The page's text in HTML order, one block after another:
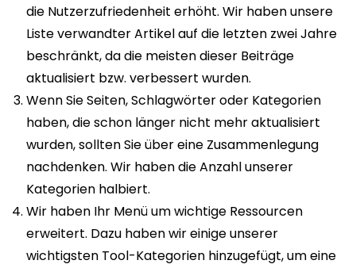
die Nutzerzufriedenheit erhöht. Wir haben unsere
Liste verwandter Artikel auf die letzten zwei Jahre
beschränkt, da die meisten dieser Beiträge
aktualisiert bzw. verbessert wurden.
Wenn Sie Seiten, Schlagwörter oder Kategorien
haben, die schon länger nicht mehr aktualisiert
wurden, sollten Sie über eine Zusammenlegung
nachdenken. Wir haben die Anzahl unserer
Kategorien halbiert.
Wir haben Ihr Menü um wichtige Ressourcen
erweitert. Dazu haben wir einige unserer
wichtigsten Tool-Kategorien hinzugefügt, um eine